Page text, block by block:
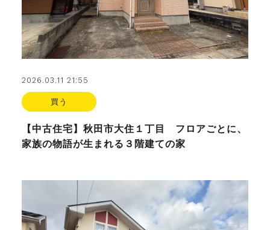
2026.03.11 21:55
買う
【中古住宅】秋田市大住１丁目 フロアごとに、
家族の物語が生まれる３階建ての家